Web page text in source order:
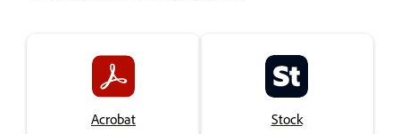
Acrobat Stock